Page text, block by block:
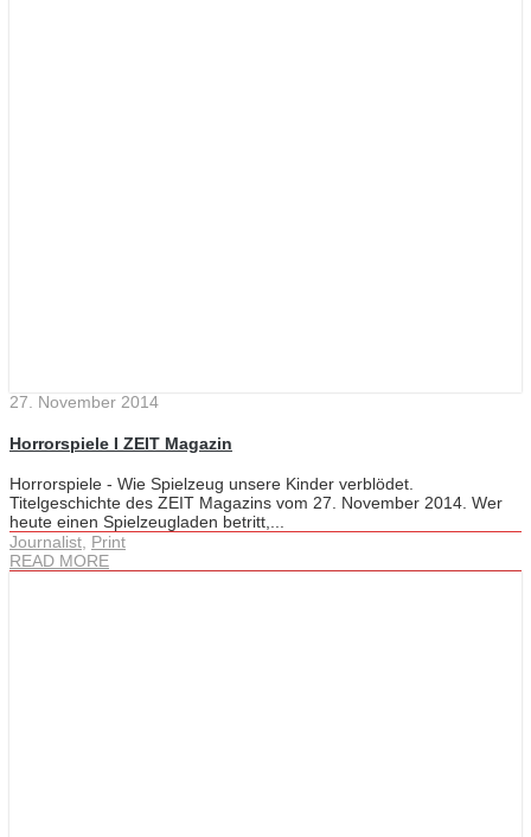
27. November 2014
Horrorspiele I ZEIT Magazin
Horrorspiele - Wie Spielzeug unsere Kinder verblödet.
Titelgeschichte des ZEIT Magazins vom 27. November 2014. Wer
heute einen Spielzeugladen betritt,...
Journalist, Print
READ MORE